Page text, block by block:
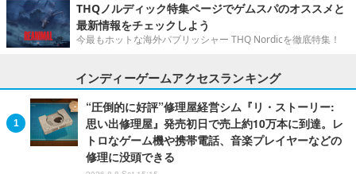
THQノルディック特集ページでゲムスパのオススメと
最新情報をチェックしよう
今最もホットな海外パブリッシャー THQ Nordicを徹底特集！
インディーゲームアクセスランキング
“圧倒的に好評”修理屋経営シム『リ・ストーリー:
思い出修理屋』発売初日で売上約10万本に到達。レ
トロなゲーム機や携帯電話、音楽プレイヤーなどの
修理に没頭できる